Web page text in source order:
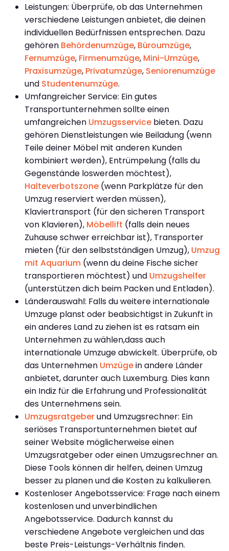
Leistungen: Überprüfe, ob das Unternehmen
verschiedene Leistungen anbietet, die deinen
individuellen Bedürfnissen entsprechen. Dazu
gehören Behördenumzüge, Büroumzüge,
Fernumzüge, Firmenumzüge, Mini-Umzüge,
Praxisumzüge, Privatumzüge, Seniorenumzüge
und Studentenumzüge.
Umfangreicher Service: Ein gutes
Transportunternehmen sollte einen
umfangreichen Umzugsservice bieten. Dazu
gehören Dienstleistungen wie Beiladung (wenn
Teile deiner Möbel mit anderen Kunden
kombiniert werden), Entrümpelung (falls du
Gegenstände loswerden möchtest),
Halteverbotszone (wenn Parkplätze für den
Umzug reserviert werden müssen),
Klaviertransport (für den sicheren Transport
von Klavieren), Möbellift (falls dein neues
Zuhause schwer erreichbar ist), Transporter
mieten (für den selbstständigen Umzug), Umzug
mit Aquarium (wenn du deine Fische sicher
transportieren möchtest) und Umzugshelfer
(unterstützen dich beim Packen und Entladen).
Länderauswahl: Falls du weitere internationale
Umzuge planst oder beabsichtigst in Zukunft in
ein anderes Land zu ziehen ist es ratsam ein
Unternehmen zu wählen,dass auch
internationale Umzuge abwickelt. Überprüfe, ob
das Unternehmen Umzügein andere Länder
anbietet, darunter auch Luxemburg. Dies kann
ein Indiz für die Erfahrung und Professionalität
des Unternehmens sein.
Umzugsratgeberund Umzugsrechner: Ein
seriöses Transportunternehmen bietet auf
seiner Website möglicherweise einen
Umzugsratgeber oder einen Umzugsrechner an.
Diese Tools können dir helfen, deinen Umzug
besser zu planen und die Kosten zu kalkulieren.
Kostenloser Angebotsservice: Frage nach einem
kostenlosen und unverbindlichen
Angebotsservice. Dadurch kannst du
verschiedene Angebote vergleichen und das
beste Preis-Leistungs-Verhältnis finden.